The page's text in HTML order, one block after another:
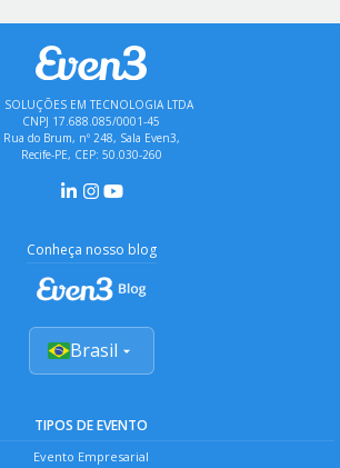
SOLUÇÕES EM TECNOLOGIA LTDA
CNPJ 17.688.085/0001-45
Rua do Brum, nº 248, Sala Even3,
Recife-PE, CEP: 50.030-260
Conheça nosso blog
Brasil
TIPOS DE EVENTO
Evento Empresarial